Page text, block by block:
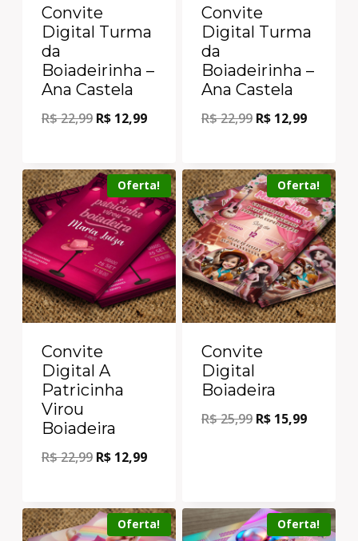
Convite
Digital Turma
da
Boiadeirinha –
Ana Castela
R$22,99 R$ 12,99
Convite
Digital Turma
da
Boiadeirinha –
Ana Castela
R$22,99 R$ 12,99
Oferta!
Convite
Digital A
Patricinha
Virou
Boiadeira
R$22,99 R$ 12,99
Oferta!
Convite
Digital
Boiadeira
R$25,99 R$ 15,99
Oferta! Oferta!